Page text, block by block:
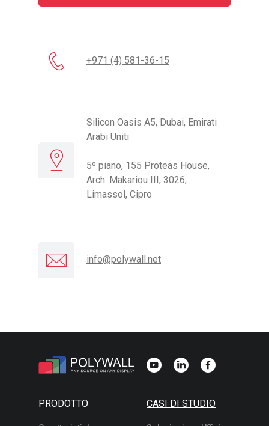
+971 (4) 581-36-15
Silicon Oasis A5, Dubai, Emirati
Arabi Uniti
5º piano, 155 Proteas House,
Arch. Makariou III, 3026,
Limassol, Cipro
info@polywall.net
PRODOTTO CASI DI STUDIO